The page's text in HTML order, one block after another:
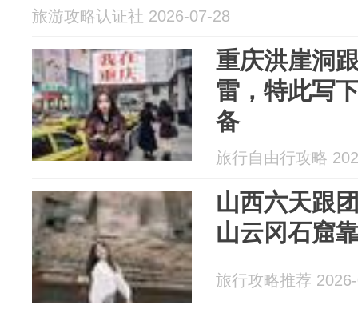
旅游攻略认证社 2026-07-28
重庆洪崖洞
雷，特此写
备
旅行自由行攻略
山西六天跟
山云冈石窟
旅行攻略推荐